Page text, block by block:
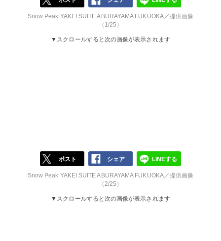
Snow Peak YAKEI SUITE ABURAYAMA FUKUOKA／提供画像
（1/25）
▼スクロールすると次の画像が表示されます
ポスト シェア LINEする
Snow Peak YAKEI SUITE ABURAYAMA FUKUOKA／提供画像
（2/25）
▼スクロールすると次の画像が表示されます